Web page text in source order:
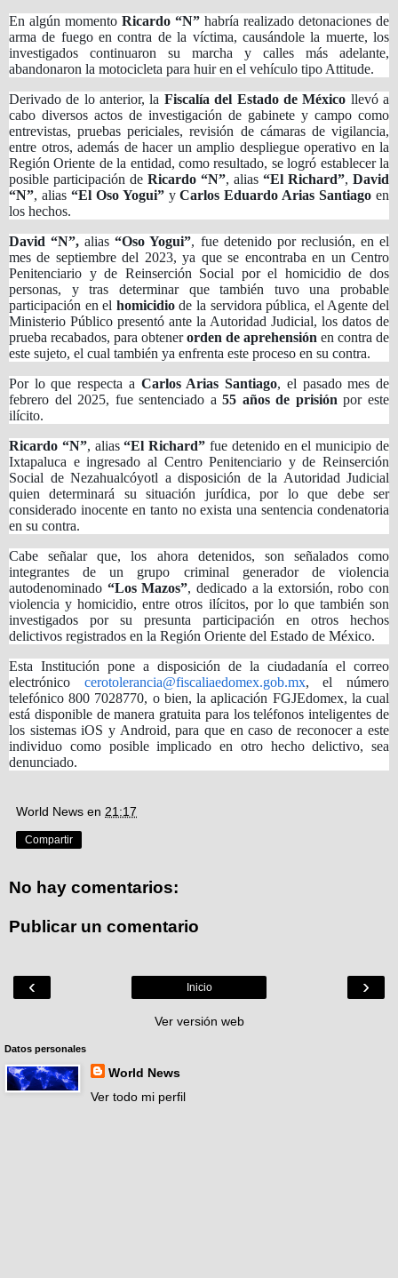
En algún momento Ricardo “N” habría realizado detonaciones de
arma de fuego en contra de la víctima, causándole la muerte, los
investigados continuaron su marcha y calles más adelante,
abandonaron la motocicleta para huir en el vehículo tipo Attitude.
Derivado de lo anterior, la Fiscalía del Estado de México llevó a
cabo diversos actos de investigación de gabinete y campo como
entrevistas, pruebas periciales, revisión de cámaras de vigilancia,
entre otros, además de hacer un amplio despliegue operativo en la
Región Oriente de la entidad, como resultado, se logró establecer la
posible participación de Ricardo “N”, alias “El Richard”, David
“N”, alias “El Oso Yogui”yCarlos Eduardo Arias Santiago en
los hechos.
David “N”,alias “Oso Yogui”, fue detenido por reclusión, en el
mes de septiembre del 2023, ya que se encontraba en un Centro
Penitenciario y de Reinserción Social por el homicidio de dos
personas, y tras determinar que también tuvo una probable
participación en el homicidiode la servidora pública, el Agente del
Ministerio Público presentó ante la Autoridad Judicial, los datos de
prueba recabados, para obtenerorden de aprehensión en contra de
este sujeto, el cual también ya enfrenta este proceso en su contra.
Por lo que respecta a Carlos Arias Santiago, el pasado mes de
febrero del 2025, fue sentenciado a55 años de prisión por este
ilícito.
Ricardo “N”, alias“El Richard” fue detenido en el municipio de
Ixtapaluca e ingresado al Centro Penitenciario y de Reinserción
Social de Nezahualcóyotl a disposición de la Autoridad Judicial
quien determinará su situación jurídica, por lo que debe ser
considerado inocente en tanto no exista una sentencia condenatoria
en su contra.
Cabe señalar que, los ahora detenidos, son señalados como
integrantes de un grupo criminal generador de violencia
autodenominado “Los Mazos”, dedicado a la extorsión, robo con
violencia y homicidio, entre otros ilícitos, por lo que también son
investigados por su presunta participación en otros hechos
delictivos registrados en la Región Oriente del Estado de México.
Esta Institución pone a disposición de la ciudadanía el correo
electrónico cerotolerancia@fiscaliaedomex.gob.mx, el número
telefónico 800 7028770, o bien, la aplicación FGJEdomex, la cual
está disponible de manera gratuita para los teléfonos inteligentes de
los sistemas iOS y Android, para que en caso de reconocer a este
individuo como posible implicado en otro hecho delictivo, sea
denunciado.
World News en 21:17
Compartir
No hay comentarios:
Publicar un comentario
‹ ›
Inicio
Ver versión web
Datos personales
World News
Ver todo mi perfil